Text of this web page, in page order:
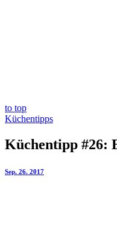
to top
Küchentipps
Küchentipp #26:
Sep. 26. 2017